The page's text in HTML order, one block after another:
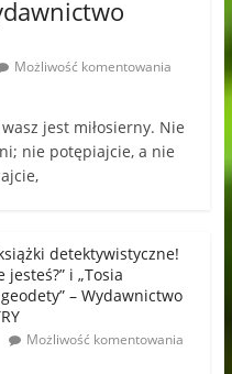
Możliwość komentowania
jest miłosierny. Nie
nie potępiajcie, a nie
detektywistyczne!
jesteś?” i „Tosia
– Wydawnictwo
Możliwość komentowania